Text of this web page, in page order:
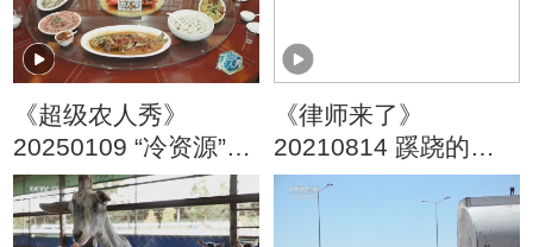
《超级农人秀》
20250109 “冷资源”成
为“热产业”·冰河上的
丰收
《律师来了》
20210814 蹊跷的订
婚宴